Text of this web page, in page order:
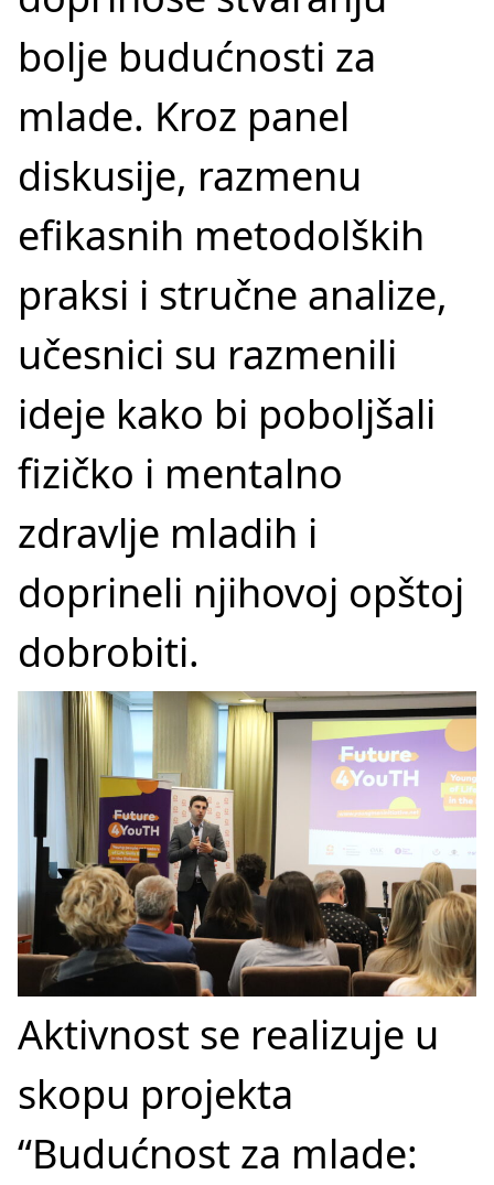
bolje budućnosti za
mlade. Kroz panel
diskusije, razmenu
efikasnih metodolških
praksi i stručne analize,
učesnici su razmenili
ideje kako bi poboljšali
fizičko i mentalno
zdravlje mladih i
doprineli njihovoj opštoj
dobrobiti.
Aktivnost se realizuje u
skopu projekta
“Budućnost za mlade: